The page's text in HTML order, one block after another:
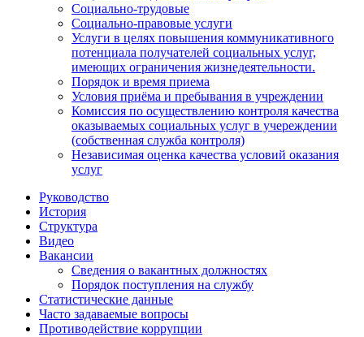
Социально-трудовые
Социально-правовые услуги
Услуги в целях повышения коммуникативного
потенциала получателей социальных услуг,
имеющих ограничения жизнедеятельности.
Порядок и время приема
Условия приёма и пребывания в учреждении
Комиссия по осуществлению контроля качества
оказываемых социальных услуг в учереждении
(собственная служба контроля)
Независимая оценка качества условий оказания
услуг
Руководство
История
Структура
Видео
Вакансии
Сведения о вакантных должностях
Порядок поступления на службу
Статистические данные
Часто задаваемые вопросы
Противодействие коррупции